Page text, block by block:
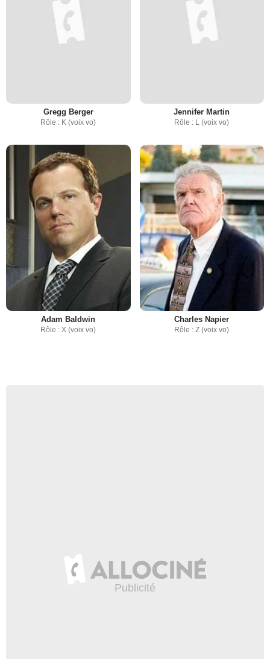
Gregg Berger
Rôle : K (voix vo)
Jennifer Martin
Rôle : L (voix vo)
Adam Baldwin
Rôle : X (voix vo)
Charles Napier
Rôle : Z (voix vo)